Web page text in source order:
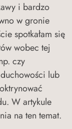
i bardzo
w gronie
spotkałam się
wobec tej
czy
lub
W artykule
na ten temat.